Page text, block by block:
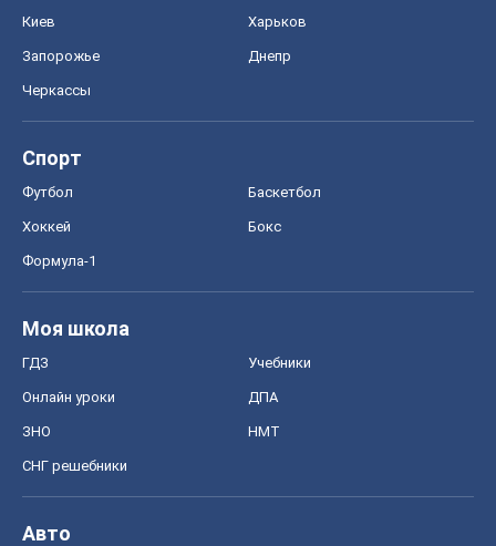
Киев Харьков
Запорожье Днепр
Черкассы
Спорт
Футбол Баскетбол
Хоккей Бокс
Формула-1
Моя школа
ГДЗ Учебники
Онлайн уроки ДПА
ЗНО НМТ
СНГ решебники
Авто